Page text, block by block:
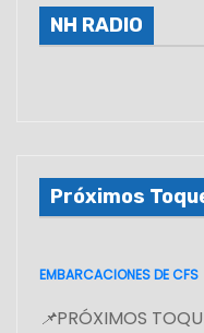
i
i
NH RADIO
Próximos
EMBARCACIONES DE CFS
📌PRÓXIMOS